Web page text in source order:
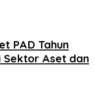
PAD Tahun
Sektor Aset dan